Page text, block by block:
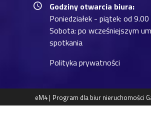
Godziny otwarcia biura:
Poniedziałek - piątek: od
Sobota: po wcześniejszym
spotkania
Polityka prywatności
eM4 | Program dla biur nieruchomości